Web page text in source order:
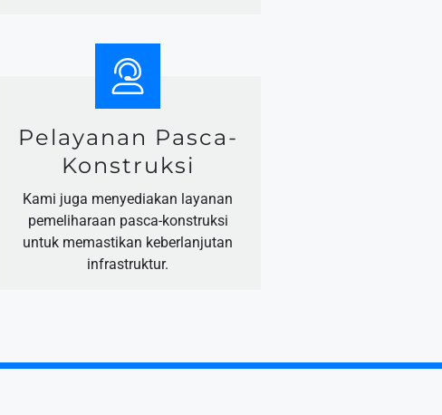
Pelayanan Pasca-
Konstruksi
Kami juga menyediakan layanan
pemeliharaan pasca-konstruksi
untuk memastikan keberlanjutan
infrastruktur.